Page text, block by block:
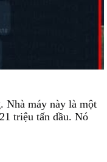
Nhà máy này là một
triệu tấn dầu. Nó